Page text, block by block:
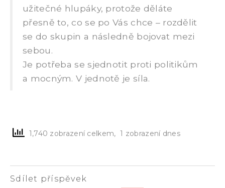
užitečné hlupáky, protože děláte
přesně to, co se po Vás chce – rozdělit
se do skupin a následně bojovat mezi
sebou.
Je potřeba se sjednotit proti politikům
a mocným. V jednotě je síla.
1,740 zobrazení celkem, 1 zobrazení dnes
Sdílet příspěvek